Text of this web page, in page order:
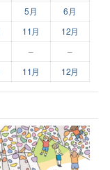
5月
6月
11月 12月
–
–
11月 12月